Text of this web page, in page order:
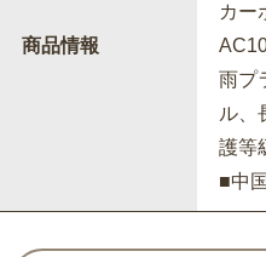
商品情報
カー
雨プ
ル、
護等
■中